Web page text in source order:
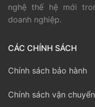
nghệ thế hệ mới
doanh nghiệp.
CÁC CHÍNH SÁCH
Chính sách bảo hành
Chính sách vận chuyển